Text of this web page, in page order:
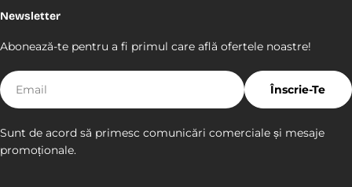
Newsletter
Abonează-te pentru a fi primul care află ofertele noastre!
E-
mail
Înscrie-Te
Sunt de acord să primesc comunicări comerciale și mesaje
promoționale.